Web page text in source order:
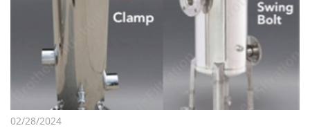
02/28/2024